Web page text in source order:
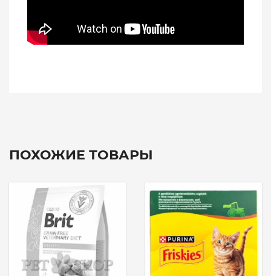
ПОХОЖИЕ ТОВАРЫ